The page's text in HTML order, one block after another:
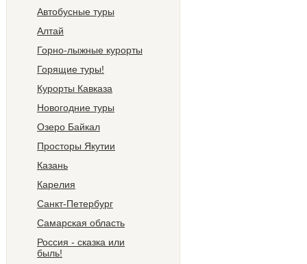
Автобусные туры
Алтай
Горно-лыжные курорты
Горящие туры!
Курорты Кавказа
Новогодние туры
Озеро Байкал
Просторы Якутии
Казань
Карелия
Санкт-Петербург
Самарская область
Россия - сказка или
быль!